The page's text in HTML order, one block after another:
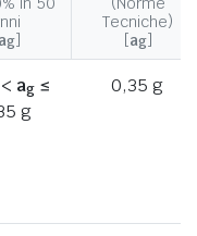
ag]
Tecniche)
[ag]
ag≤
g
0,35 g